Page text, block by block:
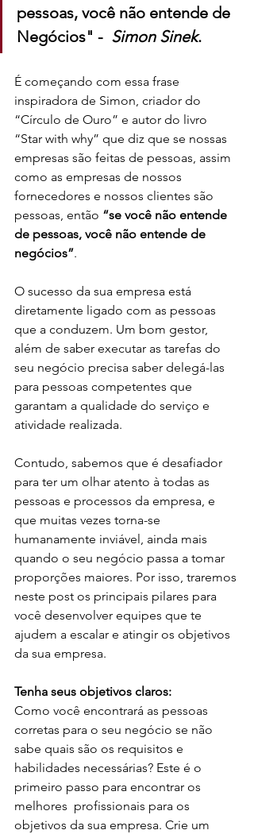
pessoas, você não entende de
Negócios" - Simon Sinek.
É começando com essa frase
inspiradora de Simon, criador do
“Círculo de Ouro” e autor do livro
“Star with why” que diz que se nossas
empresas são feitas de pessoas, assim
como as empresas de nossos
fornecedores e nossos clientes são
pessoas, então “se você não entende
de pessoas, você não entende de
negócios”.
O sucesso da sua empresa está
diretamente ligado com as pessoas
que a conduzem. Um bom gestor,
além de saber executar as tarefas do
seu negócio precisa saber delegá-las
para pessoas competentes que
garantam a qualidade do serviço e
atividade realizada.
Contudo, sabemos que é desafiador
para ter um olhar atento à todas as
pessoas e processos da empresa, e
que muitas vezes torna-se
humanamente inviável, ainda mais
quando o seu negócio passa a tomar
proporções maiores. Por isso, traremos
neste post os principais pilares para
você desenvolver equipes que te
ajudem a escalar e atingir os objetivos
da sua empresa.
Tenha seus objetivos claros:
Como você encontrará as pessoas
corretas para o seu negócio se não
sabe quais são os requisitos e
habilidades necessárias? Este é o
primeiro passo para encontrar os
melhores  profissionais para os
objetivos da sua empresa. Crie um